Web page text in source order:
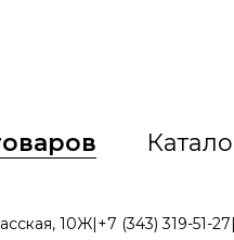
10Ж|+7 (343) 319-51-27|